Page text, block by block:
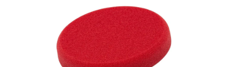
DÁRKOVÉ SADY A POUKAZY